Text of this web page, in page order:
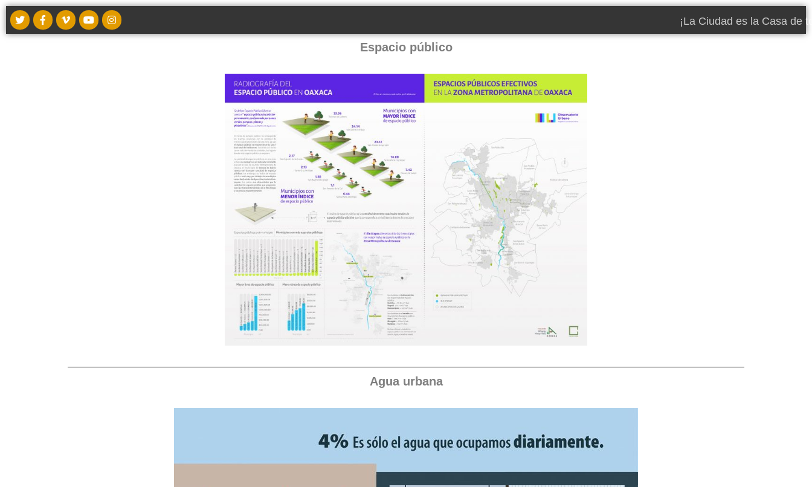
¡La Ciudad es la Casa de
Espacio público
Agua urbana